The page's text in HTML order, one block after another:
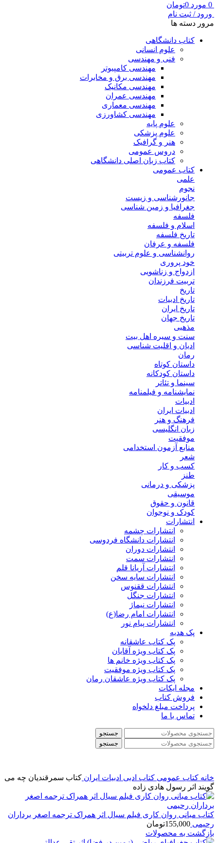
0 مورد 0تومان
ورود / ثبت نام
مرور دسته ها
کتاب دانشگاهی
علوم انسانی
فنی و مهندسی
مهندسی کامپیوتر
مهندسی برق و مخابرات
مهندسی مکانیک
مهندسی عمران
مهندسی معماری
مهندسی کشاورزی
علوم پایه
علوم پزشکی
هنر و گرافیک
دروس عمومی
کتاب زبان اصلی دانشگاهی
کتاب عمومی
علمی
نجوم
جانورشناسی و زیست
جغرافیا و زمین شناسی
فلسفه
اسلام و فلسفه
تاریخ فلسفه
فلسفه و عرفان
روانشناسی و علوم تربیتی
خود پروری
ازدواج و زناشویی
تربیت فرزندان
تاریخ
تاریخ ادبیات
تاریخ ایران
تاریخ جهان
مذهبی
سنت و سیره اهل بیت
ادیان و اقلیت شناسی
رمان
داستان کوتاه
داستان کودکانه
سینما و تئاتر
نمایشنامه و فیلمنامه
ادبیات
ادبیات ایران
فرهنگ و هنر
زبان انگلیسی
موفقیت
منابع آزمون استخدامی
شعر
کسب و کار
طنز
پزشکی و درمانی
موسیقی
قانون و حقوق
کودک و نوجوان
انتشارات
انتشارات چشمه
انتشارات دانشگاه فردوسی
انتشارات دوران
انتشارات سمت
انتشارات آریانا قلم
انتشارات سایه سخن
انتشارات ققنوس
انتشارات جنگل
انتشارات نیماژ
انتشارات امام رضا(ع)
انتشارات پیام نور
پک هدیه
پک کتاب عاشقانه
پک کتاب ویژه آقایان
پک کتاب ویژه خانم ها
پک کتاب ویژه موفقیت
پک کتاب ویژه عاشقان رمان
مجله ایکات
فروش کتاب
پرداخت مبلغ دلخواه
تماس با ما
جستجو
جستجو
خانه کتاب عمومی کتاب ادبی ادبیات ایران کتاب سمرقندیان چه می
گویند اثر رسول هادی زاده
کتاب مبانی روان کاری فیلم سیال اثر همراک ترجمه اصغر برداران
رحیمی 155,000تومان
بازگشت به محصولات